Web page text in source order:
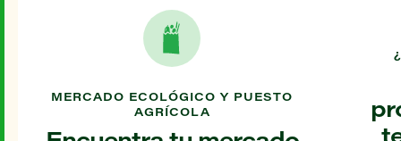
MERCADO ECOLÓGICO Y PUESTO
AGRÍCOLA